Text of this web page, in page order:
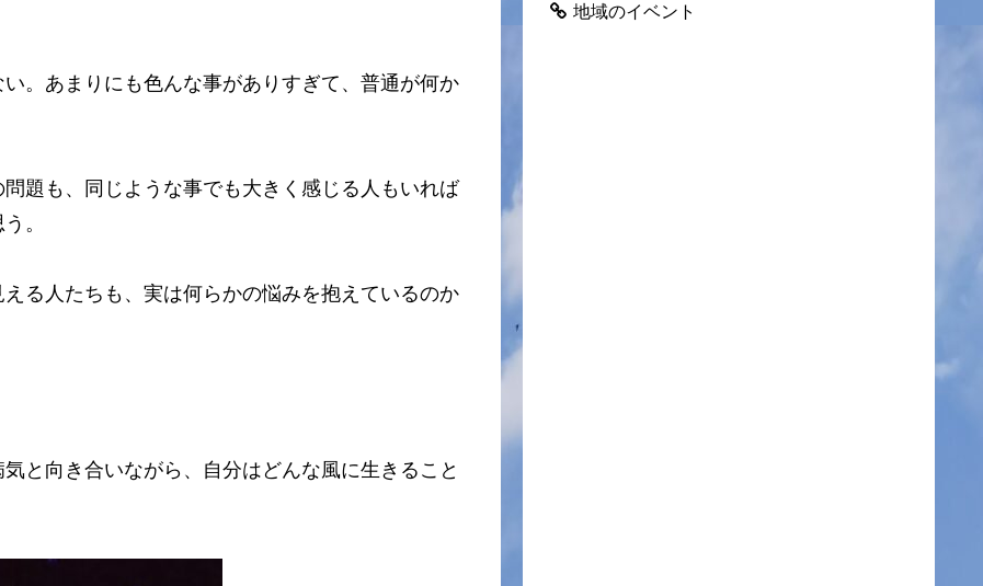
。あまりにも色んな事がありすぎて、普通が何か
題も、同じような事でも大きく感じる人もいれば
。
る人たちも、実は何らかの悩みを抱えているのか
と向き合いながら、自分はどんな風に生きること
地域のイベント